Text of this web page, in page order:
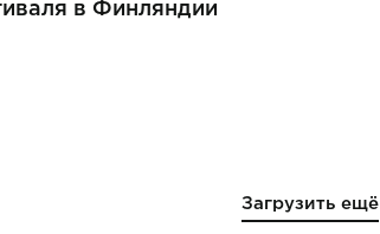
в Финляндии
Загрузить ещё